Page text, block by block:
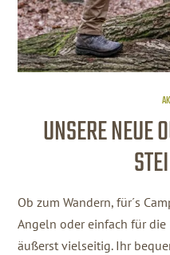
UNSERE NEUE
Ob zum Wandern, für´s
Angeln oder einfach für
äußerst vielseitig. Ihr